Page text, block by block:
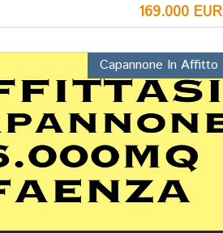
169.000 EUR
Capannone In Affitto